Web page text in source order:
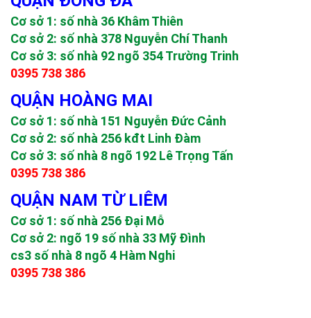
Cơ sở 1: số nhà 36 Khâm Thiên
Cơ sở 2: số nhà 378 Nguyễn Chí Thanh
Cơ sở 3: số nhà 92 ngõ 354 Trường Trinh
0395 738 386
QUẬN HOÀNG MAI
Cơ sở 1: số nhà 151 Nguyễn Đức Cảnh
Cơ sở 2: số nhà 256 kđt Linh Đàm
Cơ sở 3: số nhà 8 ngõ 192 Lê Trọng Tấn
0395 738 386
QUẬN NAM TỪ LIÊM
Cơ sở 1: số nhà 256 Đại Mỗ
Cơ sở 2: ngõ 19 số nhà 33 Mỹ Đình
cs3 số nhà 8 ngõ 4 Hàm Nghi
0395 738 386